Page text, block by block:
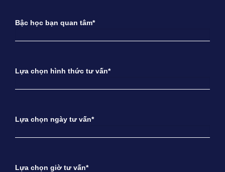
Bậc học bạn quan tâm*
Lựa chọn hình thức tư vấn*
Lựa chọn ngày tư vấn*
Lựa chọn giờ tư vấn*